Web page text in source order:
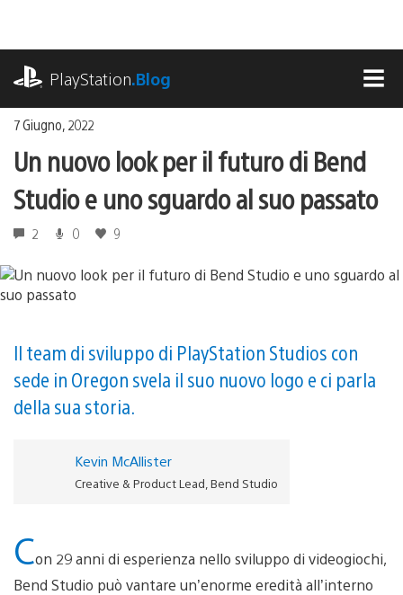
contenuto
PlayStation.Blog
7 Giugno, 2022
Un nuovo look per il futuro di Bend
Studio e uno sguardo al suo passato
2 0 9
Il team di sviluppo di PlayStation Studios con
sede in Oregon svela il suo nuovo logo e ci parla
della sua storia.
Kevin McAllister
Creative & Product Lead, Bend Studio
Con 29 anni di esperienza nello sviluppo di videogiochi,
Bend Studio può vantare un’enorme eredità all’interno